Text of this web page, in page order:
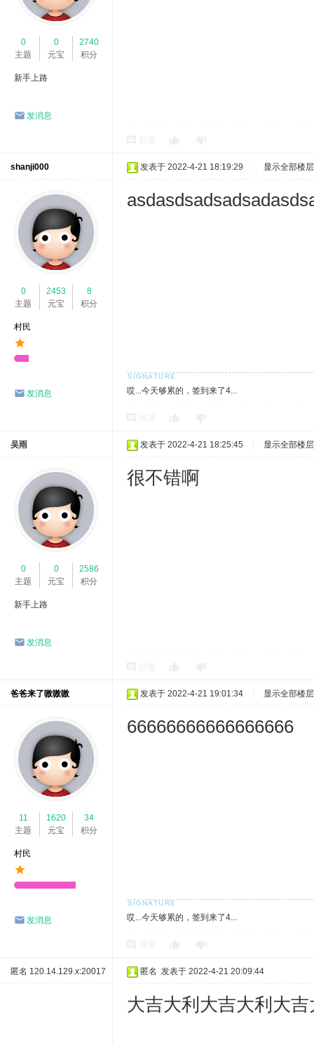
0
主题
0
元宝
2740
积分
新手上路
发消息
shanji000
0
主题
2453
元宝
8
积分
村民
发消息
发表于 2022-4-21 18:19:29 显示全部楼层
哎...今天够累的，签到来了4...
吴雨
0
主题
0
元宝
2586
积分
新手上路
发消息
发表于 2022-4-21 18:25:45 显示全部楼层
很不错啊
爸爸来了嗷嗷嗷
11
主题
1620
元宝
34
积分
村民
发消息
发表于 2022-4-21 19:01:34 显示全部楼层
66666666666666666
哎...今天够累的，签到来了4...
匿名 120.14.129.x:20017 匿名 发表于 2022-4-21 20:09:44
大吉大利大吉大利大